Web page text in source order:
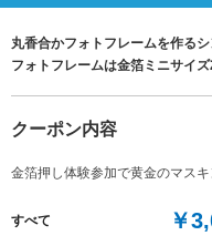
丸香合かフォトフレームを作る
フォトフレームは金箔ミニサイズ
クーポン内容
金箔押し体験参加で黄金のマス
すべて ￥